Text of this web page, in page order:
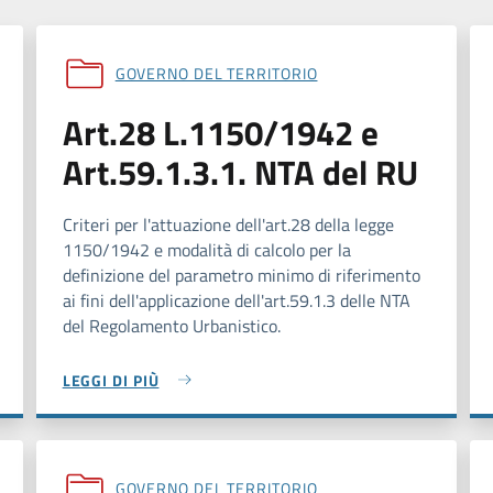
GOVERNO DEL TERRITORIO
Art.28 L.1150/1942 e
Art.59.1.3.1. NTA del RU
Criteri per l'attuazione dell'art.28 della legge
1150/1942 e modalità di calcolo per la
definizione del parametro minimo di riferimento
ai fini dell'applicazione dell'art.59.1.3 delle NTA
del Regolamento Urbanistico.
LEGGI DI PIÙ
GOVERNO DEL TERRITORIO